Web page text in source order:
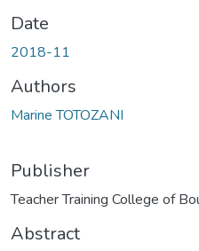
Date
2018-11
Authors
Marine TOTOZANI
Publisher
Teacher Training College of
Abstract